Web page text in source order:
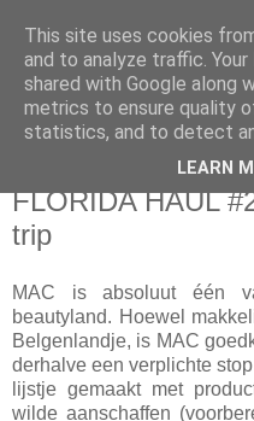
Sarahdise
Welcome to Sarahdise.
donderdag 9 oktober
FLORIDA HAUL
trip
MAC is absoluut één
beautyland. Hoewel
Belgenlandje, is MAC
derhalve een verplichte
lijstje gemaakt met
wilde aanschaffen
This site uses cookies
and to analyze traffic.
shared with Google along
metrics to ensure quality
statistics, and to detect
LEARN